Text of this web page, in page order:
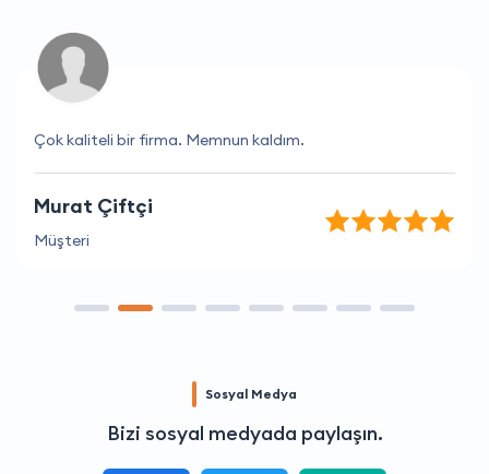
Çok kaliteli bir firma. Memnun kaldım.
Murat Çiftçi
Müşteri
Sosyal Medya
Bizi sosyal medyada paylaşın.